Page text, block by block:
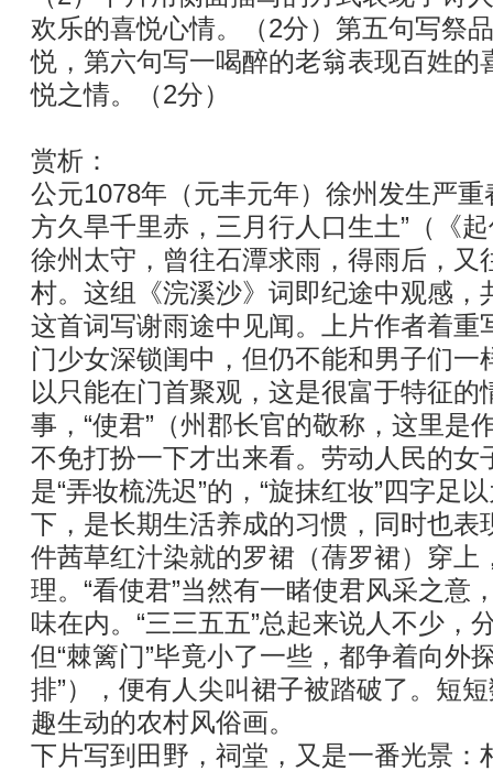
欢乐的喜悦心情。（2分）第五句写祭
悦，第六句写一喝醉的老翁表现百姓的
悦之情。（2分）
赏析：
公元1078年（元丰元年）徐州发生严重
方久旱千里赤，三月行人口生土”（《
徐州太守，曾往石潭求雨，得雨后，又
村。这组《浣溪沙》词即纪途中观感，
这首词写谢雨途中见闻。上片作者着重
门少女深锁闺中，但仍不能和男子们一
以只能在门首聚观，这是很富于特征的
事，“使君”（州郡长官的敬称，这里是
不免打扮一下才出来看。劳动人民的女
是“弄妆梳洗迟”的，“旋抹红妆”四字足
下，是长期生活养成的习惯，同时也表
件茜草红汁染就的罗裙（蒨罗裙）穿上
理。“看使君”当然有一睹使君风采之意
味在内。“三三五五”总起来说人不少，
但“棘篱门”毕竟小了一些，都争着向外
排”），便有人尖叫裙子被踏破了。短
趣生动的农村风俗画。
下片写到田野，祠堂，又是一番光景：